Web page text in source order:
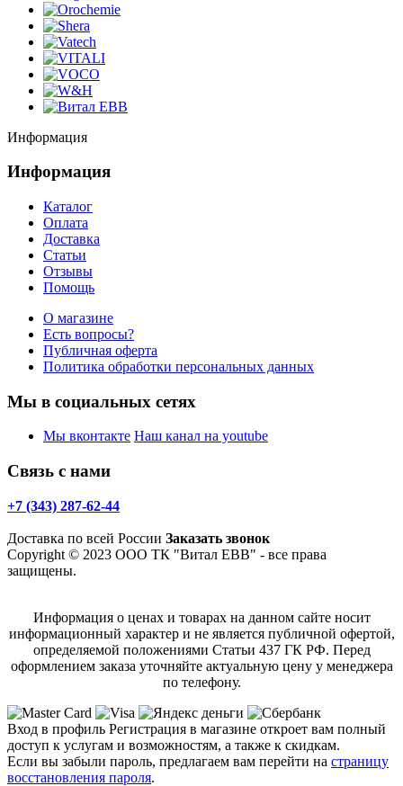
Информация
Информация
Каталог
Оплата
Доставка
Статьи
Отзывы
Помощь
О магазине
Есть вопросы?
Публичная оферта
Политика обработки персональных данных
Мы в социальных сетях
Мы вконтакте Наш канал на youtube
Связь с нами
+7 (343) 287-62-44
Доставка по всей России Заказать звонок
Copyright © 2023 ООО ТК "Витал ЕВВ" - все права
защищены.
Информация о ценах и товарах на данном сайте носит
информационный характер и не является публичной офертой,
определяемой положениями Статьи 437 ГК РФ. Перед
оформлением заказа уточняйте актуальную цену у менеджера
по телефону.
Вход в профиль Регистрация в магазине откроет вам полный
доступ к услугам и возможностям, а также к скидкам.
Если вы забыли пароль, предлагаем вам перейти на страницу
восстановления пароля.